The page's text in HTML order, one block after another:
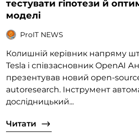
тестувати гіпотези й
моделі
ProIT NEWS
Колишній керівник напряму
Tesla і співзасновник OpenAI
презентував новий open-
autoresearch. Інструмент
дослідницький...
Читати